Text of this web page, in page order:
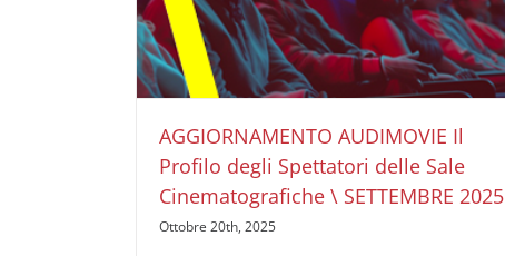
SETTEMBRE 2025
AUDIMOVIE Ricerche Pubblicità Cinema Il Profilo
degli Spettatori delle Sale Cinematografiche
AGGIORNAMENTO AUDIMOVIE Il
Profilo degli Spettatori delle Sale
Cinematografiche \ SETTEMBRE 2025
Ottobre 20th, 2025